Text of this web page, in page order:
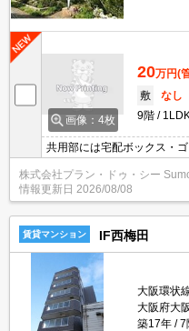
画像：4枚
20万円(
敷
なし
9階
1LDK
共用部には宅配ボックス・
とても充実しています。室
洗乾燥機などが揃っており
ット・シューズWICなど豊
く便利です。快適な通信速
です。
株式会社プラン・ドゥ・シー
情報更新日 2026/08/08
賃貸マンション IF西梅田
大阪環状
大阪府大
築17年
7